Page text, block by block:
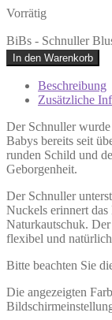
Vorrätig
BiBs - Schnuller
In den Warenkorb
Beschreibung
Zusätzliche
Der Schnuller
Babys bereits seit
runden Schild und
Geborgenheit.
Der Schnuller
Nuckels erinnert
Naturkautschuk.
flexibel und
Bitte beachten Sie
Die angezeigten